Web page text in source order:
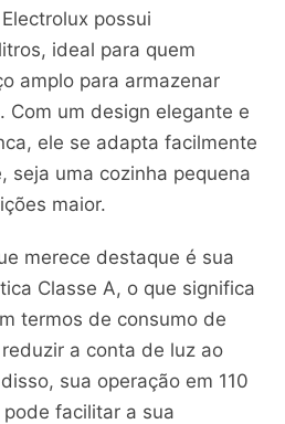
possui
ideal para quem
amplo para armazenar
Com um design elegante e
ele se adapta facilmente
seja uma cozinha pequena
maior.
merece destaque é sua
Classe A, o que significa
termos de consumo de
a conta de luz ao
sua operação em 110
facilitar a sua